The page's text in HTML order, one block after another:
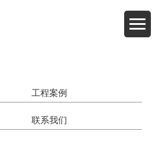
工程案例
联系我们